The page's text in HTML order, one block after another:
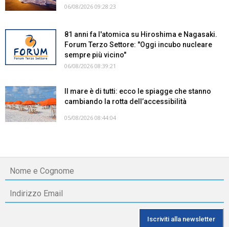
06/08/2026 09:28:23
81 anni fa l'atomica su Hiroshima e Nagasaki.
Forum Terzo Settore: "Oggi incubo nucleare
sempre più vicino"
06/08/2026 08:39:21
Il mare è di tutti: ecco le spiagge che stanno
cambiando la rotta dell’accessibilità
05/08/2026 08:44:04